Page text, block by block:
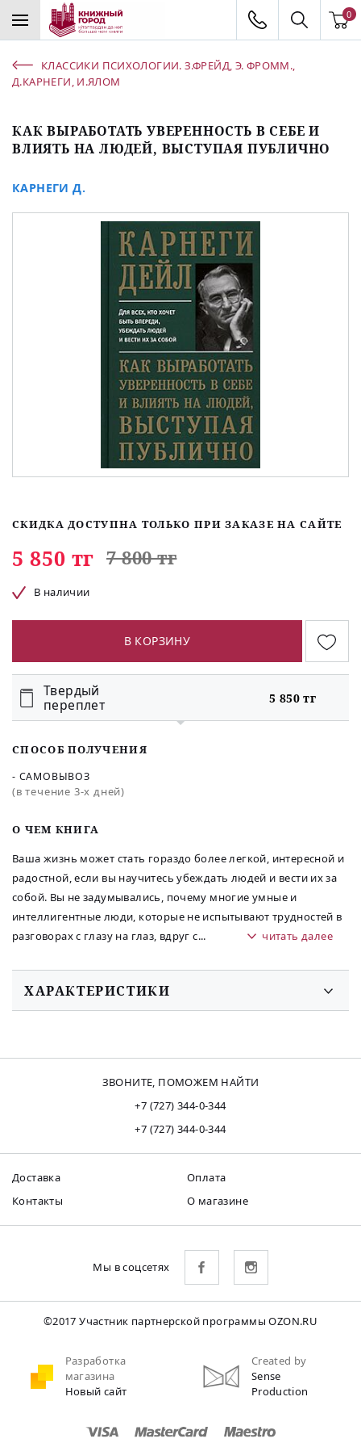
0
КЛАССИКИ ПСИХОЛОГИИ. З.ФРЕЙД, Э. ФРОММ.,
Д.КАРНЕГИ, И.ЯЛОМ
КАК ВЫРАБОТАТЬ УВЕРЕННОСТЬ В СЕБЕ И
ВЛИЯТЬ НА ЛЮДЕЙ, ВЫСТУПАЯ ПУБЛИЧНО
КАРНЕГИ Д.
O ЧЕМ КНИГА
Ваша жизнь может стать гораздо более легкой, интересной и
радостной, если вы научитесь убеждать людей и вести их за
собой. Вы не задумывались, почему многие умные и
интеллигентные люди, которые не испытывают трудностей в
разговорах с глазу на глаз, вдруг с... читать далее
СКИДКА ДОСТУПНА ТОЛЬКО ПРИ ЗАКАЗЕ НА САЙТЕ
5 850 тг 7 800 тг
В наличии
В КОРЗИНУ
Твердый
переплет
5 850 тг
СПОСОБ ПОЛУЧЕНИЯ
- САМОВЫВОЗ
(в течение 3-х дней)
ХАРАКТЕРИСТИКИ
ЗВОНИТЕ, ПОМОЖЕМ НАЙТИ
+7 (727) 344-0-344
+7 (727) 344-0-344
Доставка
Оплата
Контакты
О магазине
Мы в соцсетях
©2017 Участник партнерской программы OZON.RU
Разработка
магазина
Новый сайт
Created by
Sense
Production